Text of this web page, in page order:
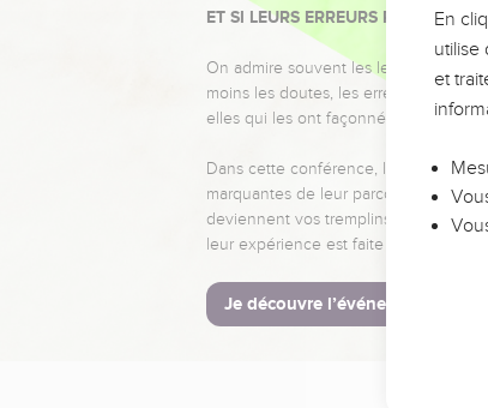
ET SI LEURS ERREURS POUVAIENT
On admire souvent les leaders pour
moins les doutes, les erreurs et les
elles qui les ont façonnés.
Dans cette conférence, leaders,
marquantes de leur parcours et les
deviennent vos tremplins. Que vous
leur expérience est faite pour vous.
Je découvre l’événement
En
utilise
et